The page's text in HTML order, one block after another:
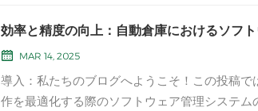
効率と精度の向上：自動倉庫におけるソフ
MAR 14, 2025
導入：私たちのブログへようこそ！この投稿
作を最適化する際のソフトウェア管理システム